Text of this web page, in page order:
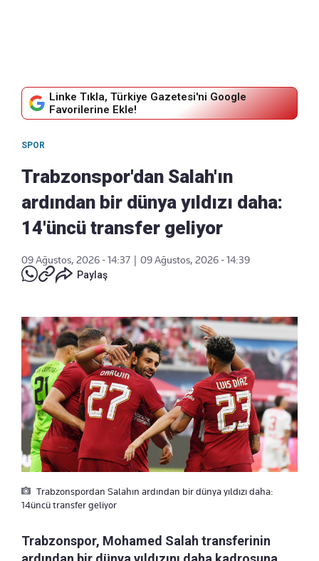
Linke Tıkla, Türkiye Gazetesi'ni Google
Favorilerine Ekle!
SPOR
Trabzonspor'dan Salah'ın
ardından bir dünya yıldızı daha:
14'üncü transfer geliyor
09 Ağustos, 2026 - 14:37
09 Ağustos, 2026 - 14:39
Paylaş
Trabzonspordan Salahın ardından bir dünya yıldızı daha:
14üncü transfer geliyor
Trabzonspor, Mohamed Salah transferinin